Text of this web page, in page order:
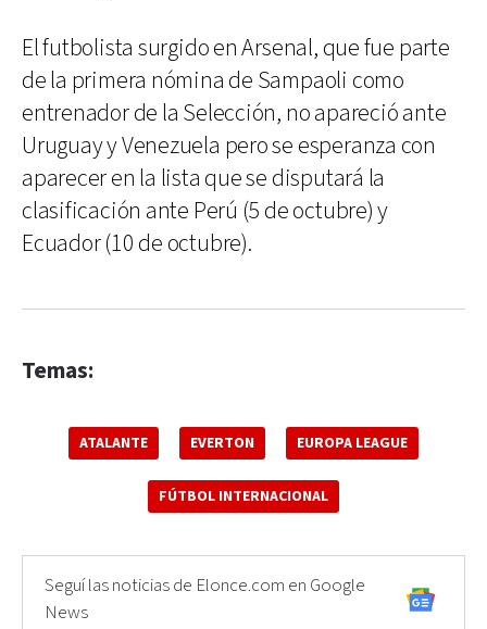
El futbolista surgido en Arsenal, que fue parte
de la primera nómina de Sampaoli como
entrenador de la Selección, no apareció ante
Uruguay y Venezuela pero se esperanza con
aparecer en la lista que se disputará la
clasificación ante Perú (5 de octubre) y
Ecuador (10 de octubre).
Temas:
ATALANTE EVERTON EUROPA LEAGUE
FÚTBOL INTERNACIONAL
Seguí las noticias de Elonce.com en Google
News